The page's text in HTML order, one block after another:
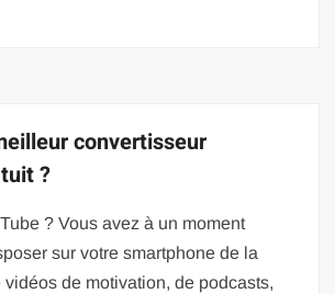
convertisseur
?
? Vous avez à un moment
sur votre smartphone de la
de motivation, de podcasts,